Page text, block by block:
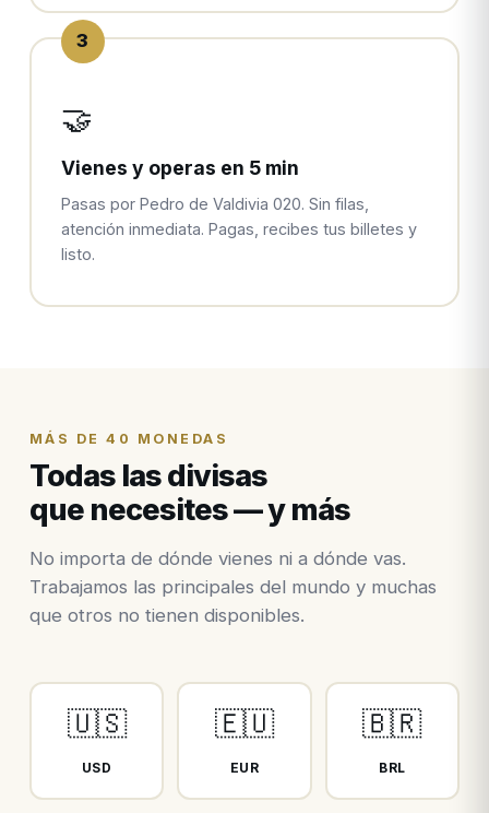
3
🤝
Vienes y operas en 5 min
Pasas por Pedro de Valdivia 020. Sin filas,
atención inmediata. Pagas, recibes tus billetes y
listo.
MÁS DE 40 MONEDAS
Todas las divisas
que necesites — y más
No importa de dónde vienes ni a dónde vas.
Trabajamos las principales del mundo y muchas
que otros no tienen disponibles.
🇺🇸
USD
🇪🇺
EUR
🇧🇷
BRL